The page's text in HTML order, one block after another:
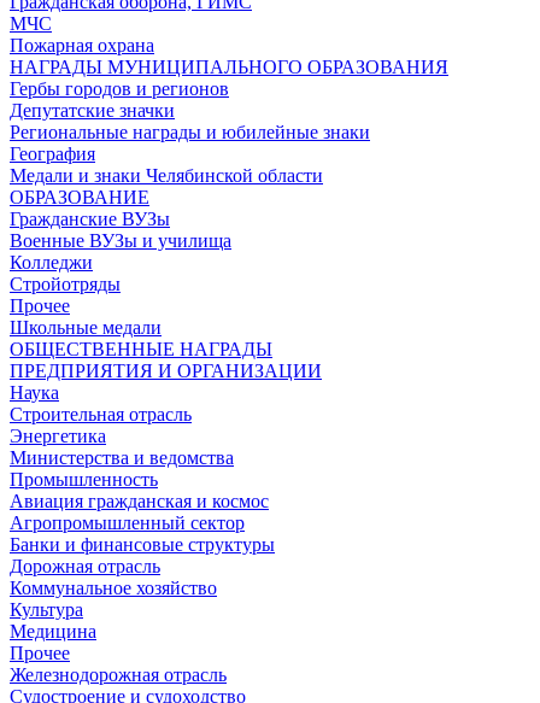
МЧС
Пожарная охрана
НАГРАДЫ МУНИЦИПАЛЬНОГО ОБРАЗОВАНИЯ
Гербы городов и регионов
Депутатские значки
Региональные награды и юбилейные знаки
География
Медали и знаки Челябинской области
ОБРАЗОВАНИЕ
Гражданские ВУЗы
Военные ВУЗы и училища
Колледжи
Стройотряды
Прочее
Школьные медали
ОБЩЕСТВЕННЫЕ НАГРАДЫ
ПРЕДПРИЯТИЯ И ОРГАНИЗАЦИИ
Наука
Строительная отрасль
Энергетика
Министерства и ведомства
Промышленность
Авиация гражданская и космос
Агропромышленный сектор
Банки и финансовые структуры
Дорожная отрасль
Коммунальное хозяйство
Культура
Медицина
Прочее
Железнодорожная отрасль
Судостроение и судоходство